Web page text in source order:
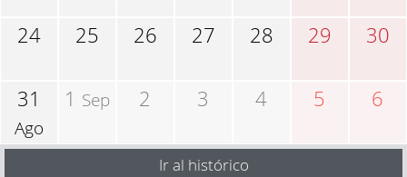
24 25 26 27 28 29 30
31
Ago
1 Sep 2 3 4 5 6
Ir al histórico